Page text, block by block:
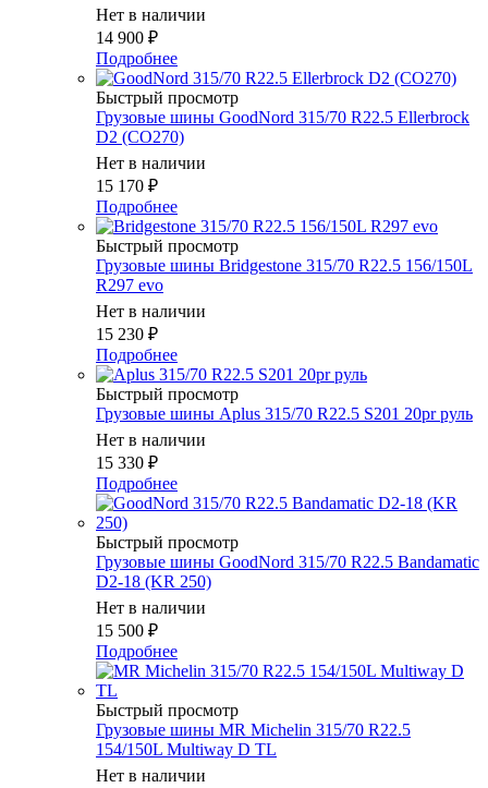
Нет в наличии
14 900 ₽
Подробнее
Быстрый просмотр
Грузовые шины GoodNord 315/70 R22.5 Ellerbrock
D2 (CO270)
Нет в наличии
15 170 ₽
Подробнее
Быстрый просмотр
Грузовые шины Bridgestone 315/70 R22.5 156/150L
R297 evo
Нет в наличии
15 230 ₽
Подробнее
Быстрый просмотр
Грузовые шины Aplus 315/70 R22.5 S201 20pr руль
Нет в наличии
15 330 ₽
Подробнее
Быстрый просмотр
Грузовые шины GoodNord 315/70 R22.5 Bandamatic
D2-18 (KR 250)
Нет в наличии
15 500 ₽
Подробнее
Быстрый просмотр
Грузовые шины MR Michelin 315/70 R22.5
154/150L Multiway D TL
Нет в наличии